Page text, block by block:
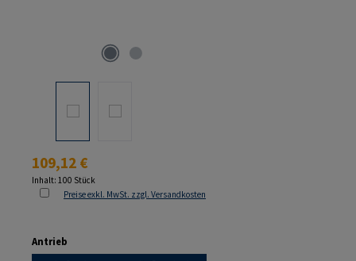
Regulärer Preis:
109,12 €
Inhalt: 100 Stück
Preise exkl. MwSt. zzgl. Versandkosten
Antrieb